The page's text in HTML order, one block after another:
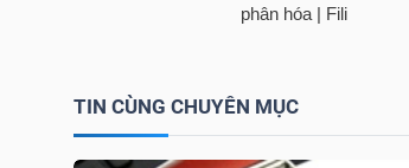
TIN CÙNG CHUYÊN MỤC